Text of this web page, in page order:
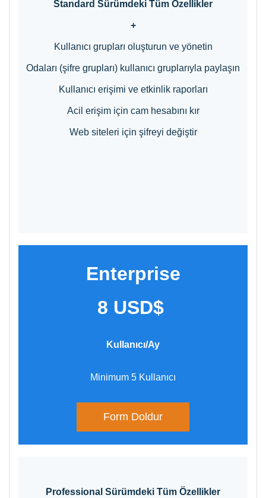
Standard Sürümdeki Tüm Özellikler
+
Kullanıcı grupları oluşturun ve yönetin
Odaları (şifre grupları) kullanıcı gruplarıyla paylaşın
Kullanıcı erişimi ve etkinlik raporları
Acil erişim için cam hesabını kır
Web siteleri için şifreyi değiştir
Enterprise
8 USD$
Kullanıcı/Ay​
​Minimum 5 Kullanıcı
Form Doldur
Professional Sürümdeki Tüm Özellikler